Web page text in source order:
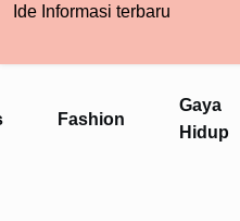
Ide Informasi terbaru
Fashion
Gaya
Hidup